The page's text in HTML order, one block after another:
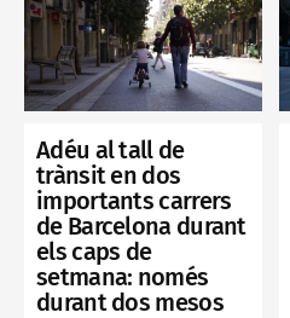
Adéu al tall de
trànsit en dos
importants carrers
de Barcelona durant
els caps de
setmana: només
durant dos mesos